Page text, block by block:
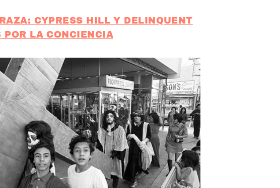
CYPRESS HILL Y DELINQUENT
POR LA CONCIENCIA